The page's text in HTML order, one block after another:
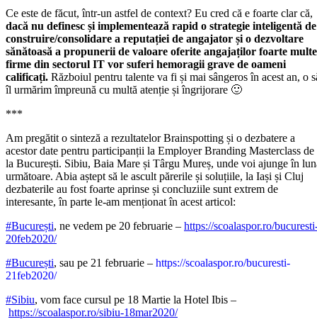
Ce este de făcut, într-un astfel de context? Eu cred că e foarte clar că,
dacă nu definesc și implementează rapid o strategie inteligentă de
construire/consolidare a reputației de angajator și o dezvoltare
sănătoasă a propunerii de valoare oferite angajaților foarte multe
firme din sectorul IT vor suferi hemoragii grave de oameni
calificați. Războiul pentru talente va fi și mai sângeros în acest an, o
îl urmărim împreună cu multă atenție și îngrijorare 🙂
***
Am pregătit o sinteză a rezultatelor Brainspotting și o dezbatere a
acestor date pentru participanții la Employer Branding Masterclass de
la București. Sibiu, Baia Mare și Târgu Mureș, unde voi ajunge în
următoare. Abia aștept să le ascult părerile și soluțiile, la Iași și Cluj
dezbaterile au fost foarte aprinse și concluziile sunt extrem de
interesante, în parte le-am menționat în acest articol:
#București, ne vedem pe 20 februarie – https://scoalaspor.ro/
20feb2020/
#București, sau pe 21 februarie – https://scoalaspor.ro/bucuresti-
21feb2020/
#Sibiu, vom face cursul pe 18 Martie la Hotel Ibis –
https://scoalaspor.ro/sibiu-18mar2020/